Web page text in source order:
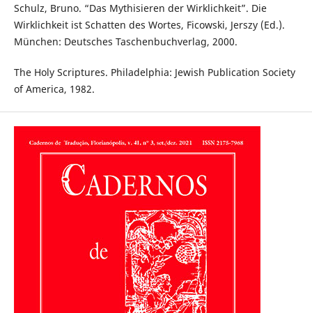
Schulz, Bruno. “Das Mythisieren der Wirklichkeit”. Die
Wirklichkeit ist Schatten des Wortes, Ficowski, Jerszy (Ed.).
München: Deutsches Taschenbuchverlag, 2000.
The Holy Scriptures. Philadelphia: Jewish Publication Society
of America, 1982.